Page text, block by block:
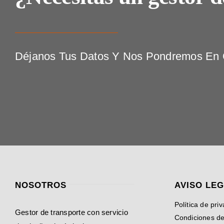
Déjanos Tus Datos Y Nos Pondremos
NOSOTROS
Gestor de transporte con servicio
AVISO
Política de
Condiciones